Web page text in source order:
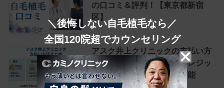
の口コミ＆評判！【東京都新宿
区】
アスク井上クリニックの支払い方
法は？現金・銀行振込・クレジッ
トカード・医療ローンが可能
＼後悔しない自毛植毛なら／
全国120院超でカウンセリング